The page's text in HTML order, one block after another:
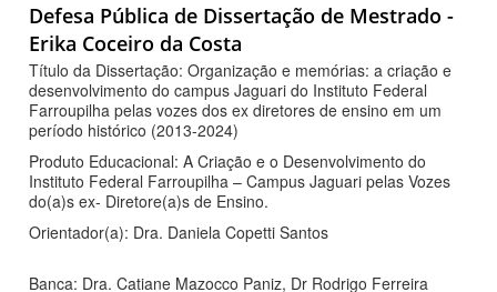
Defesa Pública de Dissertação de Mestrado -
Erika Coceiro da Costa
Título da Dissertação: Organização e memórias: a criação e
desenvolvimento do campus Jaguari do Instituto Federal
Farroupilha pelas vozes dos ex diretores de ensino em um
período histórico (2013-2024)
Produto Educacional: A Criação e o Desenvolvimento do
Instituto Federal Farroupilha – Campus Jaguari pelas Vozes
do(a)s ex- Diretore(a)s de Ensino.
Orientador(a): Dra. Daniela Copetti Santos
Banca: Dra. Catiane Mazocco Paniz, Dr Rodrigo Ferreira